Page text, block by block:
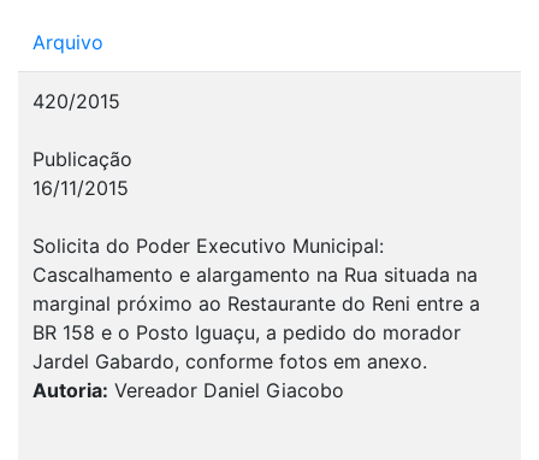
Arquivo
420/2015
Publicação
16/11/2015
Solicita do Poder Executivo Municipal:
Cascalhamento e alargamento na Rua situada na
marginal próximo ao Restaurante do Reni entre a
BR 158 e o Posto Iguaçu, a pedido do morador
Jardel Gabardo, conforme fotos em anexo.
Autoria: Vereador Daniel Giacobo